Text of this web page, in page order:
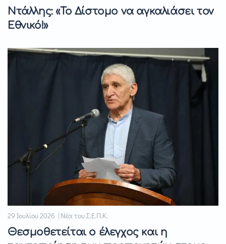
Ντάλλης: «Το Δίστομο να αγκαλιάσει τον
Εθνικό!»
29 Ιουλίου 2026 | Νέα του Σ.Ε.Π.Κ.
Θεσμοθετείται ο έλεγχος και η